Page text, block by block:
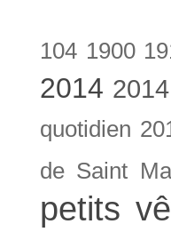
104 1900
2014
quotidien
de Saint
petits